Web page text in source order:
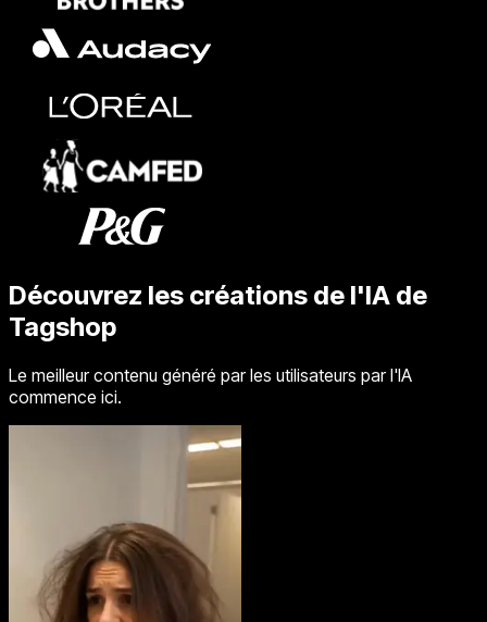
Découvrez les créations de l'IA de
Tagshop
Le meilleur contenu généré par les utilisateurs par l'IA
commence ici.